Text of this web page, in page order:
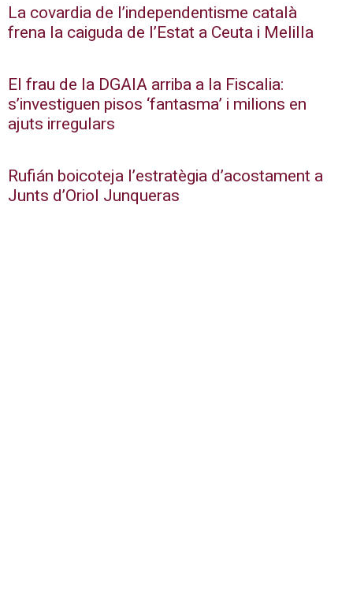
La covardia de l’independentisme català
frena la caiguda de l’Estat a Ceuta i Melilla
El frau de la DGAIA arriba a la Fiscalia:
s’investiguen pisos ‘fantasma’ i milions en
ajuts irregulars
Rufián boicoteja l’estratègia d’acostament a
Junts d’Oriol Junqueras